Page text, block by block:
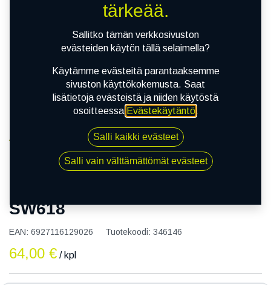
155/65R14 75T WESTLAKE SW618
SW618
EAN: 6927116129026 Tuotekoodi: 346146
64,00 € / kpl
tärkeää.
Sallitko tämän verkkosivuston
evästeiden käytön tällä selaimella?
Käytämme evästeitä parantaaksemme
sivuston käyttökokemusta. Saat
lisätietoja evästeistä ja niiden käytöstä
osoitteessa Evästekäytäntö.
Salli kaikki evästeet
Salli vain välttämättömät evästeet